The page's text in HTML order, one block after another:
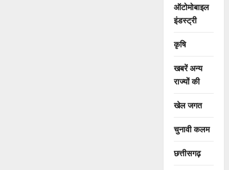
ऑटोमोबाइल
इंडस्ट्री
कृषि
खबरें अन्य
राज्यों की
खेल जगत
चुनावी कलम
छत्तीसगढ़